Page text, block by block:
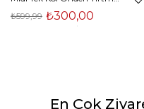
₺300,00
₺599,99
En Çok